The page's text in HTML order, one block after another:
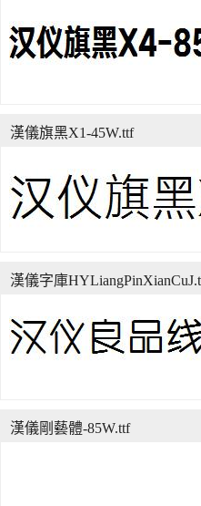
漢儀旗黑X1-45W.ttf
漢儀字庫
漢儀剛藝體-85W.ttf